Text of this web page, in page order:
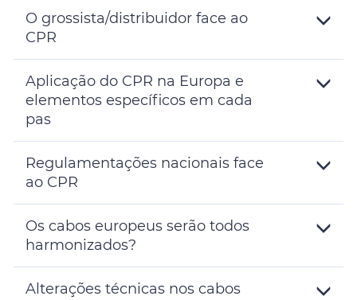
Details
O grossista/distribuidor face ao
CPR
Details
Aplicação do CPR na Europa e
elementos específicos em cada
pas
Details
Regulamentações nacionais face
ao CPR
Details
Os cabos europeus serão todos
harmonizados?
Details
Alterações técnicas nos cabos